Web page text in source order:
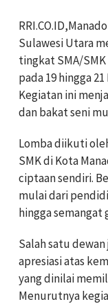
Sulawesi Utara
tingkat SMA/
pada 19 hingga
Kegiatan ini
dan bakat seni
Lomba diikuti
SMK di Kota
ciptaan sendiri.
mulai dari
hingga semangat
Salah satu
apresiasi atas
yang dinilai
Menurutnya